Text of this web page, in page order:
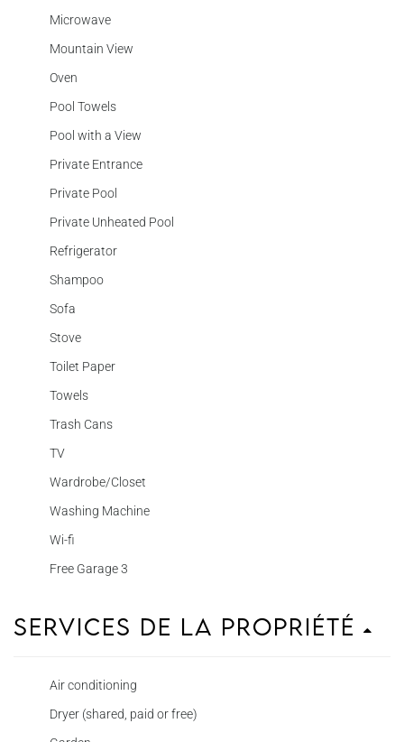
Microwave
Mountain View
Oven
Pool Towels
Pool with a View
Private Entrance
Private Pool
Private Unheated Pool
Refrigerator
Shampoo
Sofa
Stove
Toilet Paper
Towels
Trash Cans
TV
Wardrobe/Closet
Washing Machine
Wi-fi
Free Garage 3
Services de la propriété
Air conditioning
Dryer (shared, paid or free)